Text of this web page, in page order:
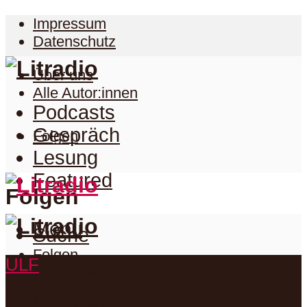
Impressum
Datenschutz
Über uns
Alle Autor:innen
Folgen
Folgen
Folgen
Facebook
Podcasts
Gespräch
Lesung
Featured
Menu
Suche
Podcasts
ULF